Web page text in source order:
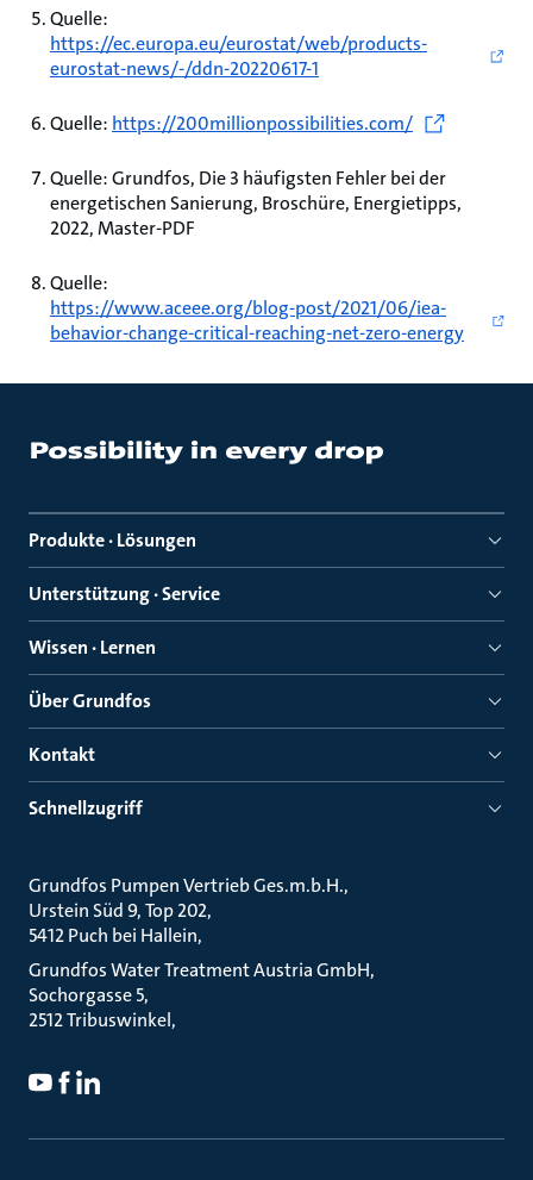
Quelle:
https://ec.europa.eu/eurostat/web/products-
eurostat-news/-/ddn-20220617-1
Quelle: https://200millionpossibilities.com/
Quelle: Grundfos, Die 3 häufigsten Fehler bei der
energetischen Sanierung, Broschüre, Energietipps,
2022, Master-PDF
Quelle:
https://www.aceee.org/blog-post/2021/06/iea-
behavior-change-critical-reaching-net-zero-energy
Produkte · Lösungen
Unterstützung · Service
Wissen · Lernen
Über Grundfos
Kontakt
Schnellzugriff
Grundfos Pumpen Vertrieb Ges.m.b.H.
Urstein Süd 9, Top 202
5412 Puch bei Hallein
Grundfos Water Treatment Austria GmbH
Sochorgasse 5
2512 Tribuswinkel